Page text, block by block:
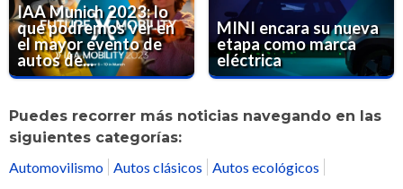
IAA Munich 2023: lo
que podremos ver en
el mayor evento de
autos de...
MINI encara su nueva
etapa como marca
eléctrica
Puedes recorrer más noticias navegando en las
siguientes categorías:
Automovilismo Autos clásicos Autos ecológicos